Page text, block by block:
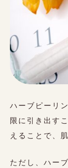
ハーブピーリ
限に引き出す
えることで、
ただし、ハー